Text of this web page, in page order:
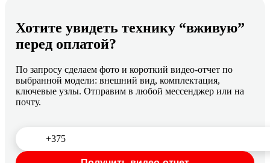
Хотите увидеть технику “вживую”
перед оплатой?
По запросу сделаем фото и короткий видео-отчет по
выбранной модели: внешний вид, комплектация,
ключевые узлы. Отправим в любой мессенджер или на
почту.